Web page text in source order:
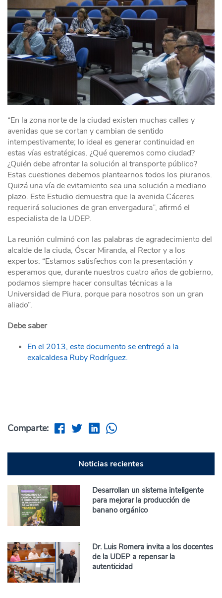
“En la zona norte de la ciudad existen muchas calles y
avenidas que se cortan y cambian de sentido
intempestivamente; lo ideal es generar continuidad en
estas vías estratégicas. ¿Qué queremos como ciudad?
¿Quién debe afrontar la solución al transporte público?
Estas cuestiones debemos plantearnos todos los piuranos.
Quizá una vía de evitamiento sea una solución a mediano
plazo. Este Estudio demuestra que la avenida Cáceres
requerirá soluciones de gran envergadura”, afirmó el
especialista de la UDEP.
La reunión culminó con las palabras de agradecimiento del
alcalde de la ciuda, Óscar Miranda, al Rector y a los
expertos: “Estamos satisfechos con la presentación y
esperamos que, durante nuestros cuatro años de gobierno,
podamos siempre hacer consultas técnicas a la
Universidad de Piura, porque para nosotros son un gran
aliado”.
Debe saber
En el 2013, este documento se entregó a la
exalcaldesa Ruby Rodríguez.
Comparte:
Noticias recientes
Desarrollan un sistema inteligente
para mejorar la producción de
banano orgánico
Dr. Luis Romera invita a los docentes
de la UDEP a repensar la
autenticidad